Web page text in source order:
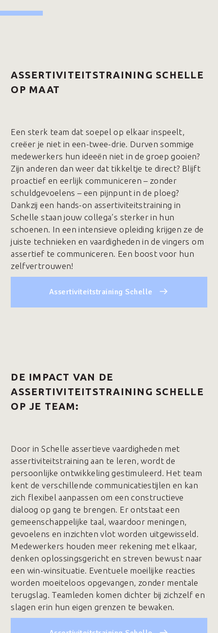
ASSERTIVITEITSTRAINING SCHELLE
OP MAAT
Een sterk team dat soepel op elkaar inspeelt,
creëer je niet in een-twee-drie. Durven sommige
medewerkers hun ideeën niet in de groep gooien?
Zijn anderen dan weer dat tikkeltje te direct? Blijft
proactief en eerlijk communiceren – zonder
schuldgevoelens – een pijnpunt in de ploeg?
Dankzij een hands-on assertiviteitstraining in
Schelle staan jouw collega’s sterker in hun
schoenen. In een intensieve opleiding krijgen ze de
juiste technieken en vaardigheden in de vingers om
assertief te communiceren. Een boost voor hun
zelfvertrouwen!
Assertiviteitstraining Schelle
DE IMPACT VAN DE
ASSERTIVITEITSTRAINING SCHELLE
OP JE TEAM:
Door in Schelle assertieve vaardigheden met
assertiviteitstraining aan te leren, wordt de
persoonlijke ontwikkeling gestimuleerd. Het team
kent de verschillende communicatiestijlen en kan
zich flexibel aanpassen om een constructieve
dialoog op gang te brengen. Er ontstaat een
gemeenschappelijke taal, waardoor meningen,
gevoelens en inzichten vlot worden uitgewisseld.
Medewerkers houden meer rekening met elkaar,
denken oplossingsgericht en streven bewust naar
een win-winsituatie. Eventuele moeilijke reacties
worden moeiteloos opgevangen, zonder mentale
terugslag. Teamleden komen dichter bij zichzelf en
slagen erin hun eigen grenzen te bewaken.